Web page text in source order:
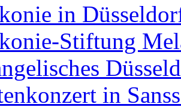
in
Stiftung
in